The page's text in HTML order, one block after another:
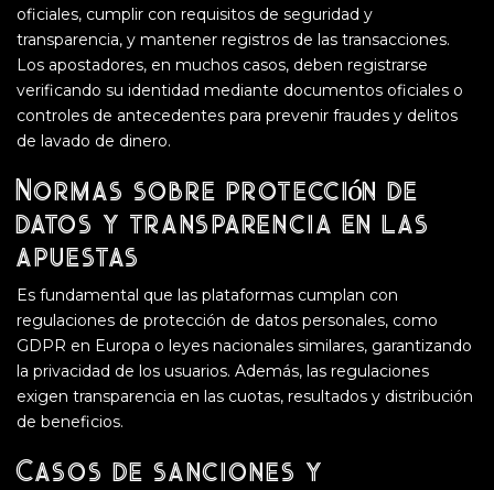
oficiales, cumplir con requisitos de seguridad y
transparencia, y mantener registros de las transacciones.
Los apostadores, en muchos casos, deben registrarse
verificando su identidad mediante documentos oficiales o
controles de antecedentes para prevenir fraudes y delitos
de lavado de dinero.
Normas sobre protección de
datos y transparencia en las
apuestas
Es fundamental que las plataformas cumplan con
regulaciones de protección de datos personales, como
GDPR en Europa o leyes nacionales similares, garantizando
la privacidad de los usuarios. Además, las regulaciones
exigen transparencia en las cuotas, resultados y distribución
de beneficios.
Casos de sanciones y